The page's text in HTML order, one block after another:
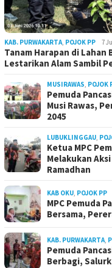
KAB. PURWAKARTA, POJOK PP 7
Tanam Harapan di Lahan
Lestarikan Alam Sambil
MUSIRAWAS, POJOK
Pemuda
Musi Rawas,
2045
LUBUKLINGGAU,
Ketua MPC
Melakukan
Ramadhan
KAB OKU, POJOK PP
MPC Pemuda
Bersama,
KAB. PURWAKARTA,
Pemuda
Berbagi,